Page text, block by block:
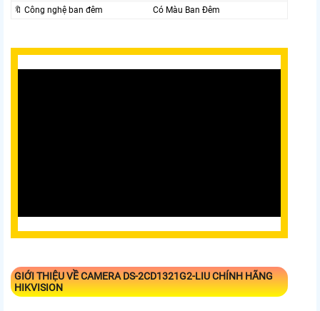
🔖 Công nghệ ban đêm
Có Màu Ban Ðêm
GIỚI THIỆU VỀ CAMERA DS-2CD1321G2-LIUCHÍNH HÃNG
HIKVISION